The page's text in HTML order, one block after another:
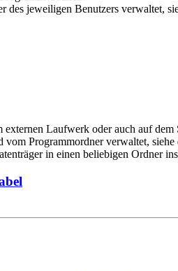
des jeweiligen Benutzers verwaltet,
externen Laufwerk oder auch auf
Programmordner verwaltet, siehe
in einen beliebigen Ordner